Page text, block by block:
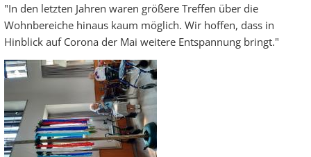
"In den letzten Jahren waren größere Treffen über die
Wohnbereiche hinaus kaum möglich. Wir hoffen, dass in
Hinblick auf Corona der Mai weitere Entspannung bringt."